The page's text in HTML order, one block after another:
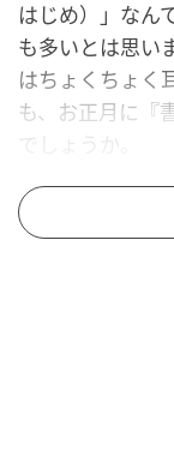
はじめ）」なん
も多いとは思い
はちょくちょく
も、お正月に『
でしょうか。
この書初ですが
そう）」と言う